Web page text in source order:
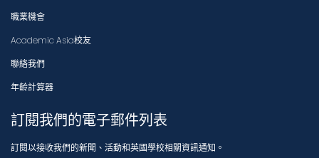
職業機會
Academic Asia校友
聯絡我們
年齡計算器
訂閱我們的電子郵件列表
訂閱以接收我們的新聞、活動和英國學校相關資訊通知。